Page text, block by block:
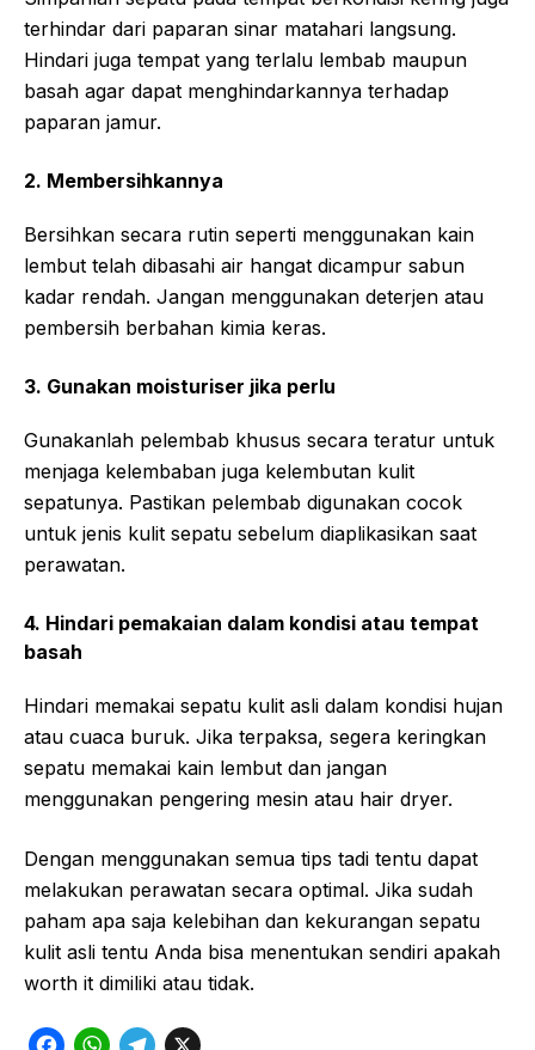
terhindar dari paparan sinar matahari langsung.
Hindari juga tempat yang terlalu lembab maupun
basah agar dapat menghindarkannya terhadap
paparan jamur.
2. Membersihkannya
Bersihkan secara rutin seperti menggunakan kain
lembut telah dibasahi air hangat dicampur sabun
kadar rendah. Jangan menggunakan deterjen atau
pembersih berbahan kimia keras.
3. Gunakan moisturiser jika perlu
Gunakanlah pelembab khusus secara teratur untuk
menjaga kelembaban juga kelembutan kulit
sepatunya. Pastikan pelembab digunakan cocok
untuk jenis kulit sepatu sebelum diaplikasikan saat
perawatan.
4. Hindari pemakaian dalam kondisi atau tempat
basah
Hindari memakai sepatu kulit asli dalam kondisi hujan
atau cuaca buruk. Jika terpaksa, segera keringkan
sepatu memakai kain lembut dan jangan
menggunakan pengering mesin atau hair dryer.
Dengan menggunakan semua tips tadi tentu dapat
melakukan perawatan secara optimal. Jika sudah
paham apa saja kelebihan dan kekurangan sepatu
kulit asli tentu Anda bisa menentukan sendiri apakah
worth it dimiliki atau tidak.